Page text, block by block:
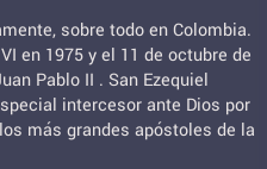
sobre todo en Colombia.
en 1975 y el 11 de octubre de
Pablo II . San Ezequiel
intercesor ante Dios por
más grandes apóstoles de la